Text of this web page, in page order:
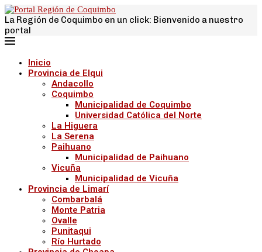
La Región de Coquimbo en un click: Bienvenido a nuestro
portal
Inicio
Provincia de Elqui
Andacollo
Coquimbo
Municipalidad de Coquimbo
Universidad Católica del Norte
La Higuera
La Serena
Paihuano
Municipalidad de Paihuano
Vicuña
Municipalidad de Vicuña
Provincia de Limarí
Combarbalá
Monte Patria
Ovalle
Punitaqui
Río Hurtado